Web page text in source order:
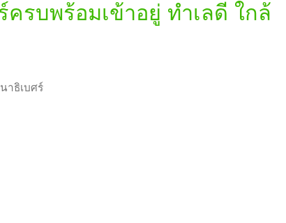
รบพร้อมเข้าอยู่ ทำเลดี ใกล้
าธิเบศร์